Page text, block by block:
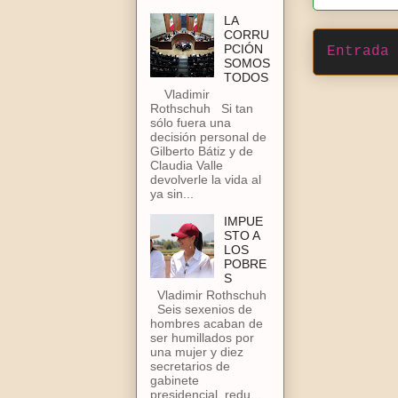
Entrada
LA
CORRU
PCIÓN
SOMOS
TODOS
Vladimir
Rothschuh Si tan
sólo fuera una
decisión personal de
Gilberto Bátiz y de
Claudia Valle
devolverle la vida al
ya sin...
IMPUE
STO A
LOS
POBRE
S
Vladimir Rothschuh
Seis sexenios de
hombres acaban de
ser humillados por
una mujer y diez
secretarios de
gabinete
presidencial, redu...